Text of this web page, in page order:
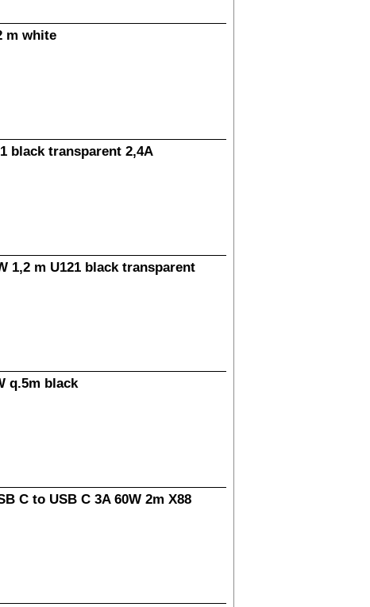
m white
black transparent 2,4A
1,2 m U121 black transparent
q.5m black
C to USB C 3A 60W 2m X88